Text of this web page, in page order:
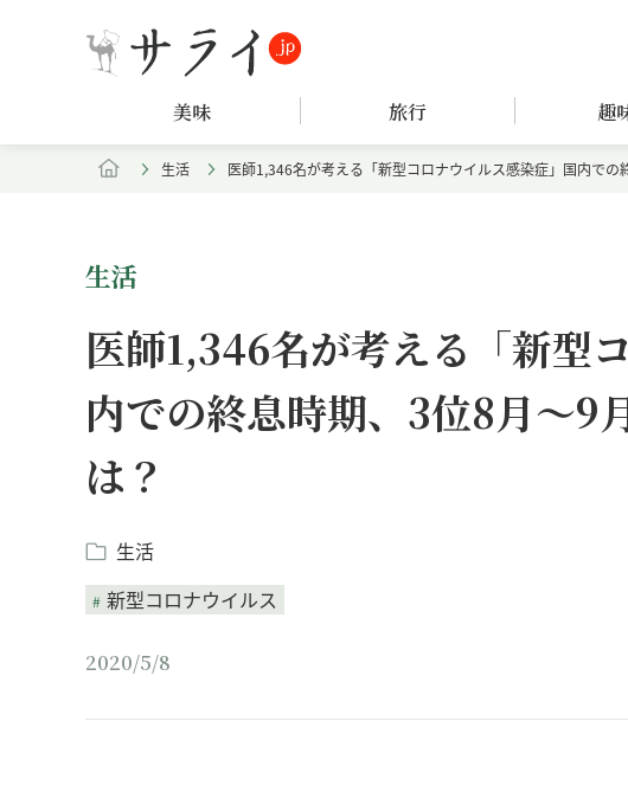
美味 旅行 趣
生活 医師1,346名が考える「新型コロナウイルス感染症」国内で
生活
医師1,346名が考える「新型
内での終息時期、3位8月～9
は？
生活
新型コロナウイルス
2020/5/8